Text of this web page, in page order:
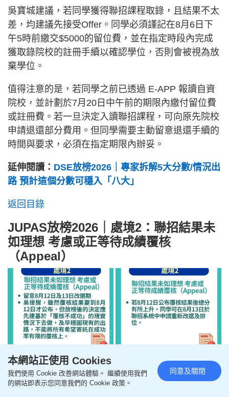
吳寶城建議，若同學獲得聯招課程取錄，且結果不太
差，均建議先接受Offer。同學必須謹記在8月6日下
午5時前繳交$5000的留位費，並在指定時段內完成
獲取錄院校的註冊手續以確認學位，否則會被視為放
棄學位。
值得注意的是，若同學之前已透過 E-APP 報讀自資
院校，並計劃於7月20日中午前的期限內繳付留位費
或註冊費。若一旦決定入讀聯招課程，可向原先院校
申請退還部分費用。但同學需要主動留意退還手續的
時間與要求，必須在指定期限內辦妥。
延伸閱讀： DSE放榜2026｜專家拆解5大分數/情況出
路 預計這個分數可穩入「八大」
返回目錄
JUPAS放榜2026｜處境2：聯招結果未
如理想 考慮或正等待成績覆核
（Appeal）
+1
本網站正使用 Cookies
我們使用 Cookie 改善網站體驗。 繼續使用我們
的網站即表示您同意我們的 Cookie 政策。
同意及關閉